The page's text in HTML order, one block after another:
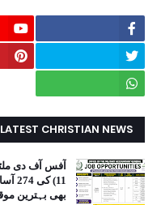
LATEST CHRISTIAN NEWS
بھی بہترین